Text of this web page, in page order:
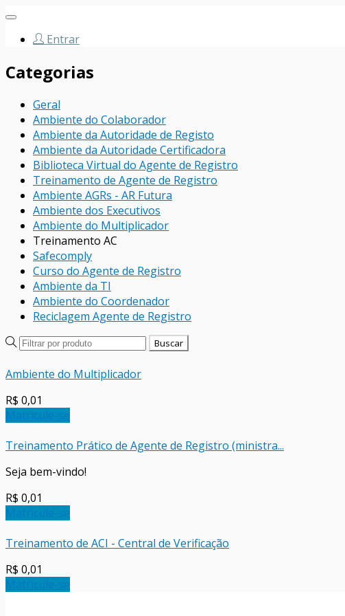
Abrir
navegaçãoEntrar
Categorias
Geral
Ambiente do Colaborador
Ambiente da Autoridade de Registo
Ambiente da Autoridade Certificadora
Biblioteca Virtual do Agente de Registro
Treinamento de Agente de Registro
Ambiente AGRs - AR Futura
Ambiente dos Executivos
Ambiente do Multiplicador
Treinamento AC
Safecomply
Curso do Agente de Registro
Ambiente da TI
Ambiente do Coordenador
Reciclagem Agente de Registro
Ambiente do Multiplicador
R$ 0,01
Treinamento Prático de Agente de Registro (ministra...
Seja bem-vindo!
R$ 0,01
Treinamento de ACI - Central de Verificação
R$ 0,01